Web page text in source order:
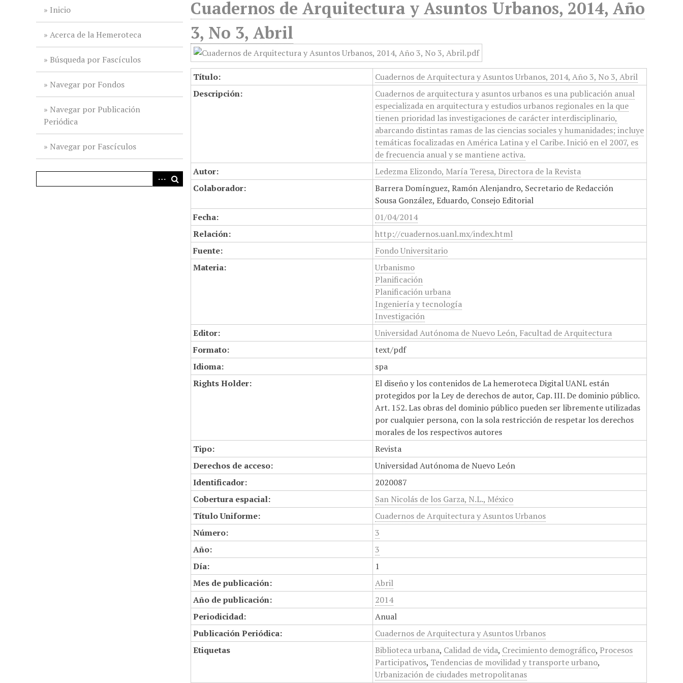
Inicio
Acerca de la Hemeroteca
Búsqueda por Fascículos
Navegar por Fondos
Navegar por Publicación
Periódica
Navegar por Fascículos
Cuadernos de Arquitectura y Asuntos Urbanos, 2014, Año
3, No 3, Abril
Título:
Cuadernos de Arquitectura y Asuntos Urbanos, 2014, Año 3, No 3, Abril
Descripción:
Cuadernos de arquitectura y asuntos urbanos es una publicación anual
especializada en arquitectura y estudios urbanos regionales en la que
tienen prioridad las investigaciones de carácter interdisciplinario,
abarcando distintas ramas de las ciencias sociales y humanidades; incluye
temáticas focalizadas en América Latina y el Caribe. Inició en el 2007, es
de frecuencia anual y se mantiene activa.
Autor:
Ledezma Elizondo, María Teresa, Directora de la Revista
Colaborador:
Barrera Domínguez, Ramón Alenjandro, Secretario de Redacción
Sousa González, Eduardo, Consejo Editorial
Fecha:
01/04/2014
Relación:
http://cuadernos.uanl.mx/index.html
Fuente:
Fondo Universitario
Materia:
Urbanismo
Planificación
Planificación urbana
Ingeniería y tecnología
Investigación
Editor:
Universidad Autónoma de Nuevo León, Facultad de Arquitectura
Formato:
text/pdf
Idioma:
spa
Rights Holder:
El diseño y los contenidos de La hemeroteca Digital UANL están
protegidos por la Ley de derechos de autor, Cap. III. De dominio público.
Art. 152. Las obras del dominio público pueden ser libremente utilizadas
por cualquier persona, con la sola restricción de respetar los derechos
morales de los respectivos autores
Tipo:
Revista
Derechos de acceso:
Universidad Autónoma de Nuevo León
Identificador:
2020087
Cobertura espacial:
San Nicolás de los Garza, N.L., México
Título Uniforme:
Cuadernos de Arquitectura y Asuntos Urbanos
Número:
3
Año:
3
Día:
1
Mes de publicación:
Abril
Año de publicación:
2014
Periodicidad:
Anual
Publicación Periódica:
Cuadernos de Arquitectura y Asuntos Urbanos
Etiquetas
Biblioteca urbana, Calidad de vida, Crecimiento demográfico, Procesos
Participativos, Tendencias de movilidad y transporte urbano,
Urbanización de ciudades metropolitanas